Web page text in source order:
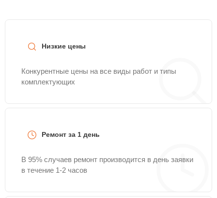
Низкие цены
Конкурентные цены на все виды работ и типы
комплектующих
Ремонт за 1 день
В 95% случаев ремонт производится в день заявки
в течение 1-2 часов